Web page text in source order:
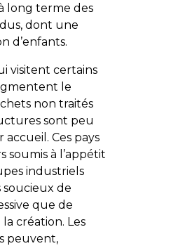
long terme des
dont une
d’enfants.
visitent certains
le
non traités
sont peu
Ces pays
soumis à l’appétit
industriels
de
que de
création. Les
peuvent,